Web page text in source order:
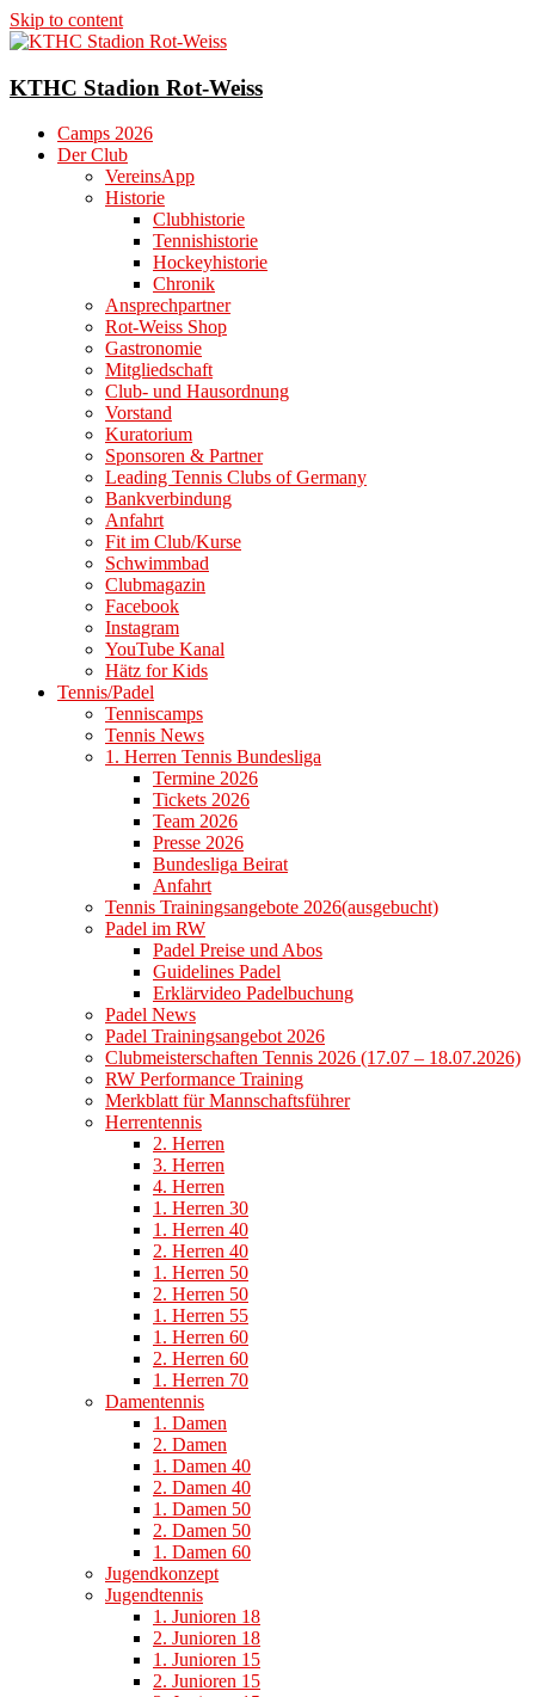
Skip to content
KTHC Stadion Rot-Weiss
Camps 2026
Der Club
VereinsApp
Historie
Clubhistorie
Tennishistorie
Hockeyhistorie
Chronik
Ansprechpartner
Rot-Weiss Shop
Gastronomie
Mitgliedschaft
Club- und Hausordnung
Vorstand
Kuratorium
Sponsoren & Partner
Leading Tennis Clubs of Germany
Bankverbindung
Anfahrt
Fit im Club/Kurse
Schwimmbad
Clubmagazin
Facebook
Instagram
YouTube Kanal
Hätz for Kids
Tennis/Padel
Tenniscamps
Tennis News
1. Herren Tennis Bundesliga
Termine 2026
Tickets 2026
Team 2026
Presse 2026
Bundesliga Beirat
Anfahrt
Tennis Trainingsangebote 2026(ausgebucht)
Padel im RW
Padel Preise und Abos
Guidelines Padel
Erklärvideo Padelbuchung
Padel News
Padel Trainingsangebot 2026
Clubmeisterschaften Tennis 2026 (17.07 – 18.07.2026)
RW Performance Training
Merkblatt für Mannschaftsführer
Herrentennis
2. Herren
3. Herren
4. Herren
1. Herren 30
1. Herren 40
2. Herren 40
1. Herren 50
2. Herren 50
1. Herren 55
1. Herren 60
2. Herren 60
1. Herren 70
Damentennis
1. Damen
2. Damen
1. Damen 40
2. Damen 40
1. Damen 50
2. Damen 50
1. Damen 60
Jugendkonzept
Jugendtennis
1. Junioren 18
2. Junioren 18
1. Junioren 15
2. Junioren 15